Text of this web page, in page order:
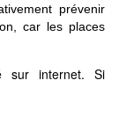
prévenir
car les places
sur internet. Si